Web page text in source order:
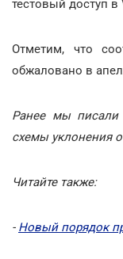
тестовый доступ
Отметим, что
обжаловано в
Ранее мы писали
схемы уклонения
Читайте также:
- Новый порядок